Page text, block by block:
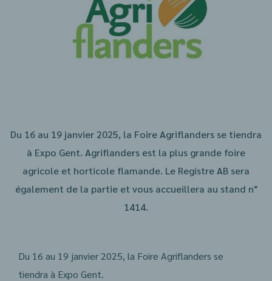
Du 16 au 19 janvier 2025, la Foire Agriflanders se tiendra
à Expo Gent. Agriflanders est la plus grande foire
agricole et horticole flamande. Le Registre AB sera
également de la partie et vous accueillera au stand n°
1414.
Du 16 au 19 janvier 2025, la Foire Agriflanders se
tiendra à Expo Gent.